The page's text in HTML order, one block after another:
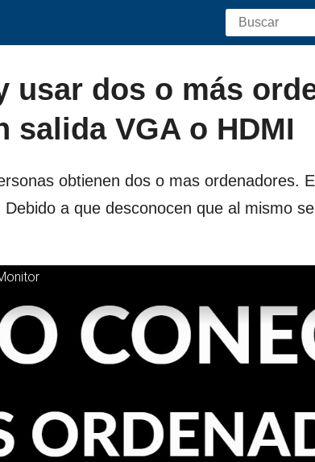
usar dos o más
VGA o HDMI
obtienen dos o mas ordenadores.
Debido a que desconocen que al mismo